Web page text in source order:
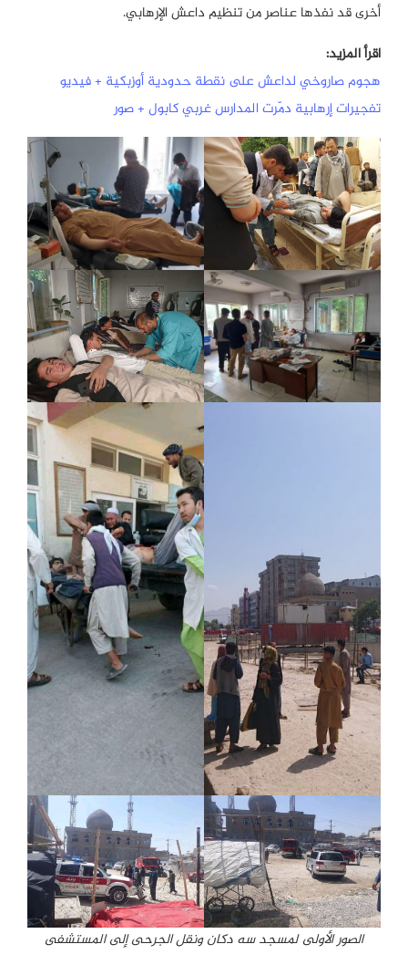
أخرى قد نفذها عناصر من تنظيم داعش الإرهابي.
اقرأ المزيد:
هجوم صاروخي لداعش على نقطة حدودية أوزبكية + فيديو
تفجيرات إرهابية دمّرت المدارس غربي كابول + صور
الصور الأولى لمسجد سه دكان ونقل الجرحى إلى المستشفى